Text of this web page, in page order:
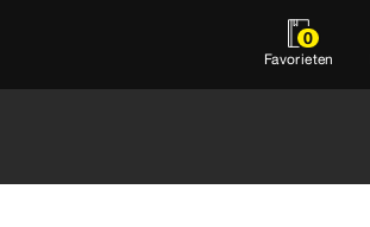
0
Favorieten